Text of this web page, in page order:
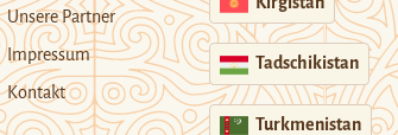
Unsere Partner
Impressum
Kontakt
Tadschikistan
Turkmenistan